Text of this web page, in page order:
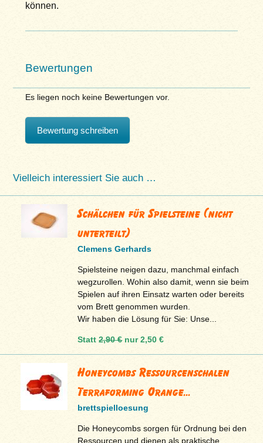
können.
Bewertungen
Es liegen noch keine Bewertungen vor.
Bewertung schreiben
Vielleich interessiert Sie auch …
Schälchen für Spielsteine (nicht
unterteilt)
Clemens Gerhards
Spielsteine neigen dazu, manchmal einfach
wegzurollen. Wohin also damit, wenn sie beim
Spielen auf ihren Einsatz warten oder bereits
vom Brett genommen wurden.
Wir haben die Lösung für Sie: Unse...
Statt2,90 €nur2,50 €
Honeycombs Ressourcenschalen
Terraforming Orange...
brettspielloesung
Die Honeycombs sorgen für Ordnung bei den
Ressourcen und dienen als praktische